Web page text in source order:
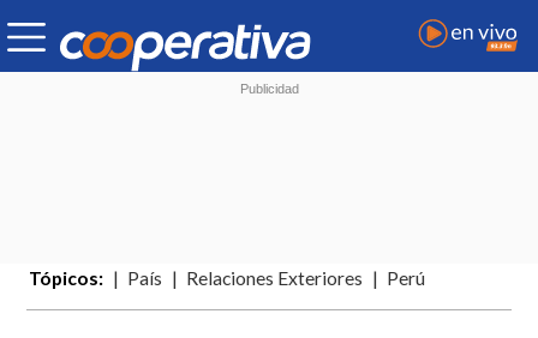
Tópicos: País Relaciones Exteriores Perú